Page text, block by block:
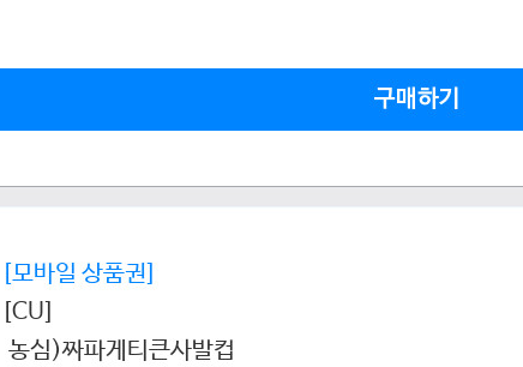
구매하기
[모바일 상품권]
[CU]
농심)짜파게티큰사발컵